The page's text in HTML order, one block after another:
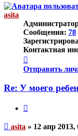
началу
asita
Сообщения: 78
Контактная
информация
пользователя
Отправить
Re: У моего
Непрочитанное
asita » 12 апр 2013,